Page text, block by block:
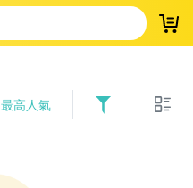
登
最高人氣